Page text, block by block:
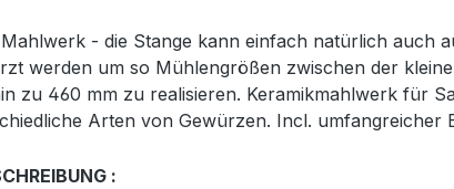
- die Stange kann einfach natürlich auch
werden um so Mühlengrößen zwischen der
zu 460 mm zu realisieren. Keramikmahlwerk für
Arten von Gewürzen. Incl. umfangreicher
: